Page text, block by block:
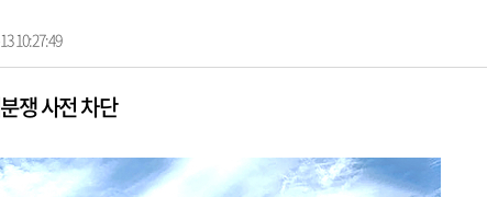
10:27:49
쟁 사전 차단